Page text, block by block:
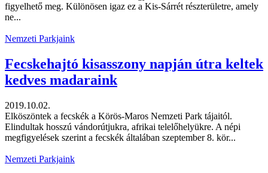
figyelhető meg. Különösen igaz ez a Kis-Sárrét részterületre, amely
ne...
Nemzeti Parkjaink
Fecskehajtó kisasszony napján útra keltek
kedves madaraink
2019.10.02.
Elköszöntek a fecskék a Körös-Maros Nemzeti Park tájaitól.
Elindultak hosszú vándorútjukra, afrikai telelőhelyükre. A népi
megfigyelések szerint a fecskék általában szeptember 8. kör...
Nemzeti Parkjaink